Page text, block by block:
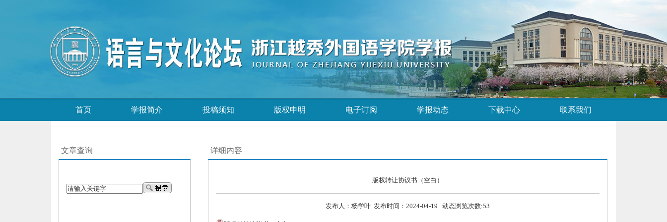
首页 学报简介 投稿须知 版权申明 电子订阅 学报动态 下载中心 联系我们
文章查询 详细内容
版权转让协议书（空白）
发布人：杨学叶 发布时间：2024-04-19 动态浏览次数:53